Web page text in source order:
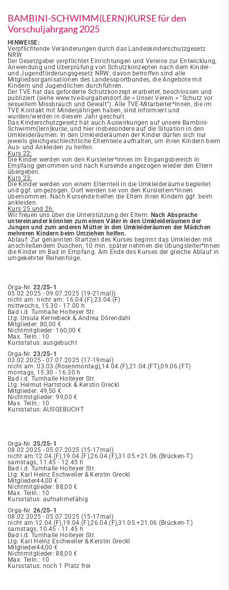
BAMBINI-SCHWIMM(LERN)KURSE für den
Vorschuljahrgang 2025
HINWEISE:
Verpflichtende Veränderungen durch das Landeskinderschutzgesetz
NRW
Der Gesetzgeber verpflichtet Einrichtungen und Vereine zur Entwicklung,
Anwendung und Überprüfung von Schutzkonzepten nach dem Kinder-
und Jugendförderungsgesetz NRW; davon betroffen sind alle
Mitgliedsorganisationen des Landessportbundes, die Angebote mit
Kindern und Jugendlichen durchführen.
Der TVE hat das geforderte Schutzkonzept erarbeitet, beschlossen und
publiziert (siehe www.tve-burgaltendorf.de > Unser Verein > "Schutz vor
sexuellem Missbrauch und Gewalt"). Alle TVE-Mitarbeiter*innen, die im
TVE Kontakt mit Minderjährigen haben, sind informiert und
wurden/werden in diesem Jahr geschult.
Das Kinderschutzgesetz hat auch Auswirkungen auf unsere Bambini-
Schwimm(lern)kurse, und hier insbesondere auf die Situation in den
Umkleideräumen: In den Umkleideräumen der Kinder dürfen sich nur
jeweils gleichgeschlechtliche Elternteile aufhalten, um ihren Kindern beim
Aus- und Ankleiden zu helfen.
Kurs 22:
Die Kinder werden von den Kursleiter*innen im Eingangsbereich in
Empfang genommen und nach Kursende angezogen wieder den Eltern
übergeben.
Kurs 23:
Die Kinder werden von einem Elternteil in die Umkleideräume begleitet
und ggf. umgezogen. Dort werden sie von den Kursleitern*innen
übernommen. Nach Kursende helfen die Eltern ihren Kindern ggf. beim
ankleiden.
Kurs 25 und 26:
Wir freuen uns über die Unterstützung der Eltern: Nach Absprache
untereinander könnten zum einen Väter in den Umkleideräumen der
Jungen und zum anderen Mütter in den Umkleideräumen der Mädchen
mehreren Kindern beim Umziehen helfen.
Ablauf: Zur genannten Startzeit des Kurses beginnt das Umkleiden mit
anschließendem Duschen, 10 min. später nehmen die Übungsleiter*innen
die Kinder im Bad in Empfang. Am Ende des Kurses der gleiche Ablauf in
umgekehrter Reihenfolge.
Orga-Nr. 22/25-1
05.02.2025 - 09.07.2025 (19-21mal))
nicht am: nicht am: 16.04.(F),23.04.(F)
mittwochs, 15.30 - 17.00 h
Bad i.d. Turnhalle Holteyer Str.
Ltg: Ursula Kernebeck & Andrea Dörendahl
Mitglieder: 80,00 €
Nichtmitglieder: 160,00 €
Max. Teiln.: 10
Kursstatus: ausgebucht
Orga-Nr. 23/25-1
03.02.2025 - 07.07.2025 (17-19mal)
nicht am: 03.03.(Rosenmontag),14.04.(F),21.04.(FT),09.06.(FT)
montags, 15.30 - 16.30 h
Bad i.d. Turnhalle Holteyer Str.
Ltg: Helmut Hartstock & Kerstin Greckl
Mitglieder: 49,50 €
Nichtmitglieder: 99,00 €
Max. Teiln.: 10
Kursstatus: AUSGEBUCHT
Orga-Nr. 25/25-1
08.02.2025 - 05.07.2025 (15-17mal)
nicht am:12.04.(F),19.04.(F),26.04.(F),31.05.+21.06.(Brücken-T.)
samstags, 11.45 - 12.45 h
Bad i.d. Turnhalle Holteyer Str.
Ltg: Karl Heinz Eschweiler & Kerstin Greckl
Mitglieder44,00 €
Nichtmitglieder: 88,00 €
Max. Teiln.: 10
Kursstatus: aufnahmefähig
Orga-Nr. 26/25-1
08.02.2025 - 05.07.2025 (15-17mal)
nicht am:12.04.(F),19.04.(F),26.04.(F),31.05.+21.06.(Brücken-T.)
samstags, 10.45 - 11.45 h
Bad i.d. Turnhalle Holteyer Str.
Ltg: Karl Heinz Eschweiler & Kerstin Greckl
Mitglieder44,00 €
Nichtmitglieder: 88,00 €
Max. Teiln.: 10
Kursstatus: noch 1 Platz frei